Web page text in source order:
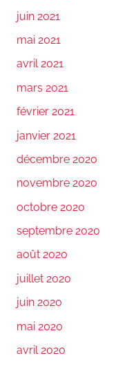
juin 2021
mai 2021
avril 2021
mars 2021
février 2021
janvier 2021
décembre 2020
novembre 2020
octobre 2020
septembre 2020
août 2020
juillet 2020
juin 2020
mai 2020
avril 2020